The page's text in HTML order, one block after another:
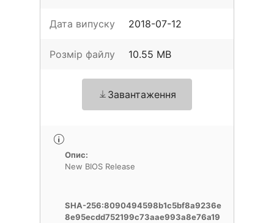
Дата випуску 2018-07-12
Розмір файлу 10.55 MB
Завантаження
Опис:
New BIOS Release
SHA-256:8090494598b1c5bf8a9236e
8e95ecdd752199c73aae993a8e76a19